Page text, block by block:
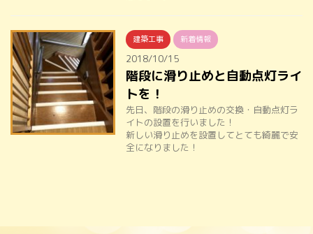
建築工事 新着情報
2018/10/15
階段に滑り止めと自動点灯ライ
トを！
先日、階段の滑り止めの交換・自動点灯ラ
イトの設置を行いました！
新しい滑り止めを設置してとても綺麗で安
全になりました！